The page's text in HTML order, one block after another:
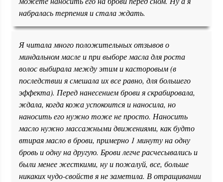
набралась терпения и стала ждать.
Я читала много положительных отзывов о
миндальном масле и при выборе масла для роста
волос выбирала между этим и касторовым (в
последствии я смешала их все равно, для большего
эффекта). Перед нанесением брови я скрабировала,
ждала, когда кожа успокоится и наносила, но
наносить его нужно тоже не просто. Наносить
масло нужно массажными движениями, как будто
втирая масло в брови, примерно 1 минуту на одну
бровь и одну на другую. Брови легче расчесывались и
были менее жесткими, ну и пожалуй, все, больше
никаких чудо-свойств я не заметила. В отращивании